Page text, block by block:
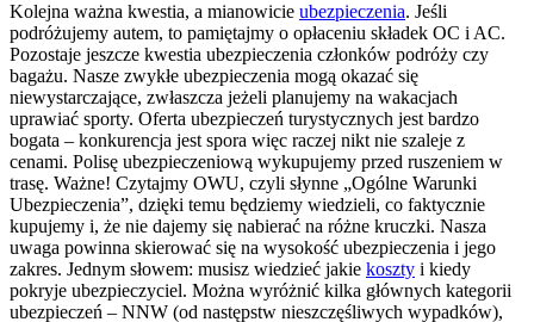
Kolejna ważna kwestia, a mianowicie ubezpieczenia. Jeśli
podróżujemy autem, to pamiętajmy o opłaceniu składek OC i AC.
Pozostaje jeszcze kwestia ubezpieczenia członków podróży czy
bagażu. Nasze zwykłe ubezpieczenia mogą okazać się
niewystarczające, zwłaszcza jeżeli planujemy na wakacjach
uprawiać sporty. Oferta ubezpieczeń turystycznych jest bardzo
bogata – konkurencja jest spora więc raczej nikt nie szaleje z
cenami. Polisę ubezpieczeniową wykupujemy przed ruszeniem w
trasę. Ważne! Czytajmy OWU, czyli słynne „Ogólne Warunki
Ubezpieczenia”, dzięki temu będziemy wiedzieli, co faktycznie
kupujemy i, że nie dajemy się nabierać na różne kruczki. Nasza
uwaga powinna skierować się na wysokość ubezpieczenia i jego
zakres. Jednym słowem: musisz wiedzieć jakie koszty i kiedy
pokryje ubezpieczyciel. Można wyróżnić kilka głównych kategorii
ubezpieczeń – NNW (od następstw nieszczęśliwych wypadków),